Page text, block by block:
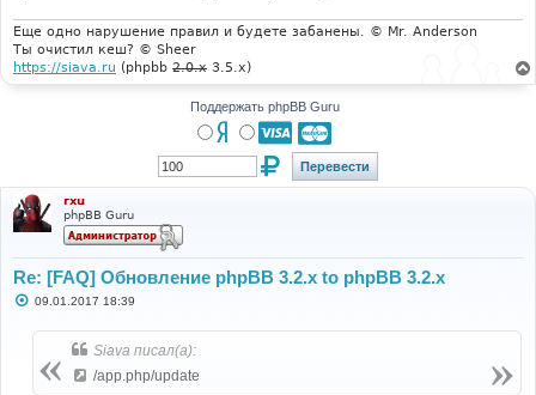
Еще одно нарушение правил и будете забанены. © Mr. Anderson
Ты очистил кеш? © Sheer
https://siava.ru (phpbb 2.0.x 3.5.x)
Поддержать phpBB Guru
rxu
phpBB Guru
Re: [FAQ] Обновление phpBB 3.2.x to phpBB 3.2.x
С09.01.2017 18:39
Siava писал(а):
/app.php/update